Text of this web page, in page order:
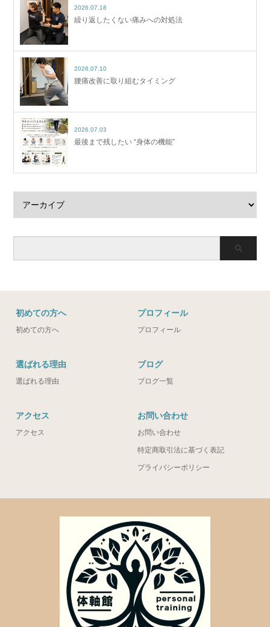
2026.07.18
繰り返したくない痛みへの対処法
2026.07.10
腰痛改善に取り組むタイミング
2026.07.03
最後まで残したい “身体の機能”
初めての方へ
初めての方へ
プロフィール
プロフィール
選ばれる理由
選ばれる理由
ブログ
ブログ一覧
アクセス
アクセス
お問い合わせ
お問い合わせ
特定商取引法に基づく表記
プライバシーポリシー